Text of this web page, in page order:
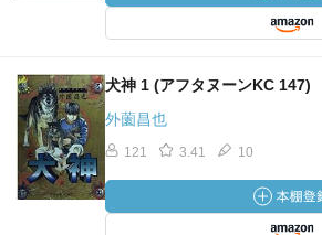
犬神 1 (アフタヌーンKC 147)
外薗昌也
121 3.41 10